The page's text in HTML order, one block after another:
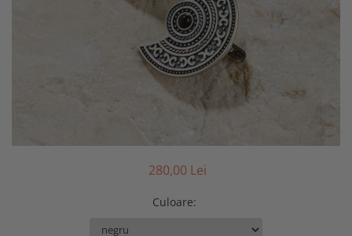
280,00 Lei
Culoare: